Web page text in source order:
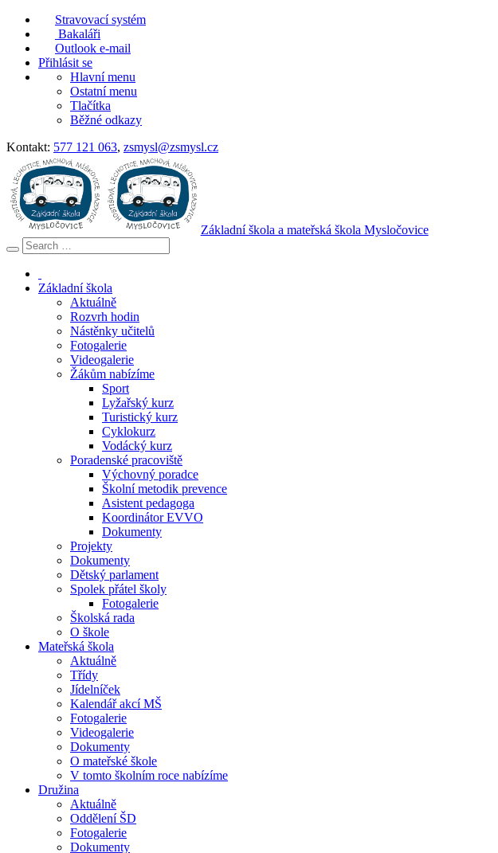
Stravovací systém
Bakaláři
Outlook e-mail
Přihlásit se
Hlavní menu
Ostatní menu
Tlačítka
Běžné odkazy
Kontakt: 577 121 063, zsmysl@zsmysl.cz
Základní škola a mateřská škola Mysločovice
Základní škola
Aktuálně
Rozvrh hodin
Nástěnky učitelů
Fotogalerie
Videogalerie
Žákům nabízíme
Sport
Lyžařský kurz
Turistický kurz
Cyklokurz
Vodácký kurz
Poradenské pracoviště
Výchovný poradce
Školní metodik prevence
Asistent pedagoga
Koordinátor EVVO
Dokumenty
Projekty
Dokumenty
Dětský parlament
Spolek přátel školy
Fotogalerie
Školská rada
O škole
Mateřská škola
Aktuálně
Třídy
Jídelníček
Kalendář akcí MŠ
Fotogalerie
Videogalerie
Dokumenty
O mateřské škole
V tomto školním roce nabízíme
Družina
Aktuálně
Oddělení ŠD
Fotogalerie
Dokumenty